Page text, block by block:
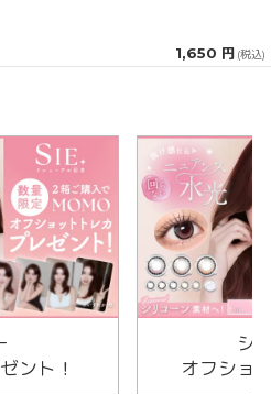
1,650 円 (税込)
ント！
シ
オフショ